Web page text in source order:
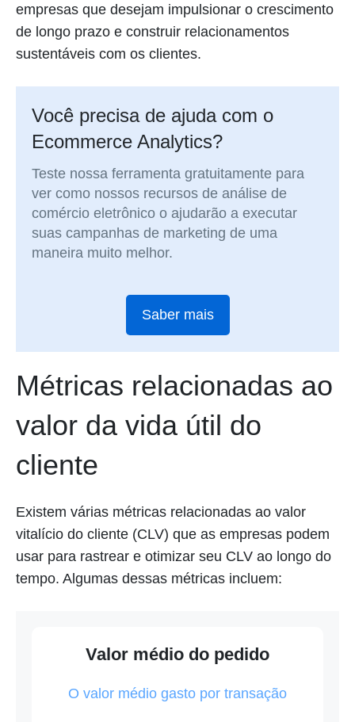
empresas que desejam impulsionar o crescimento
de longo prazo e construir relacionamentos
sustentáveis com os clientes.
Você precisa de ajuda com o
Ecommerce Analytics?
Teste nossa ferramenta gratuitamente para
ver como nossos recursos de análise de
comércio eletrônico o ajudarão a executar
suas campanhas de marketing de uma
maneira muito melhor.
Saber mais
Métricas relacionadas ao
valor da vida útil do
cliente
Existem várias métricas relacionadas ao valor
vitalício do cliente (CLV) que as empresas podem
usar para rastrear e otimizar seu CLV ao longo do
tempo. Algumas dessas métricas incluem:
Valor médio do pedido
O valor médio gasto por transação